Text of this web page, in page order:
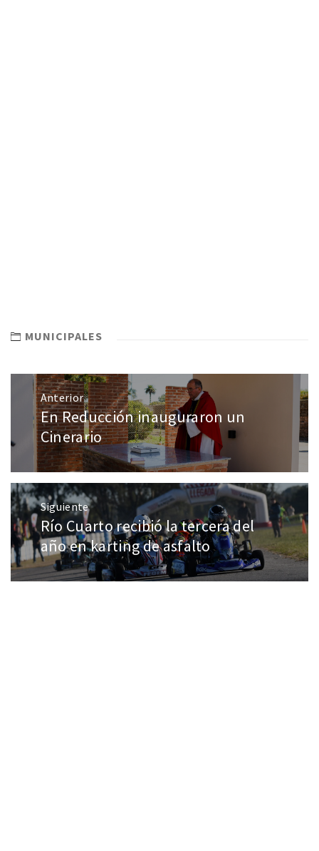
MUNICIPALES
Anterior
En Reducción inauguraron un
Cinerario
Siguiente
Río Cuarto recibió la tercera del
año en karting de asfalto